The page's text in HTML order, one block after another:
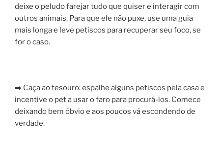
deixe o peludo farejar tudo que quiser e interagir com
outros animais. Para que ele não puxe, use uma guia
mais longa e leve petiscos para recuperar seu foco, se
for o caso.
➡️ Caça ao tesouro: espalhe alguns petiscos pela casa e
incentive o pet a usar o faro para procurá-los. Comece
deixando bem óbvio e aos poucos vá escondendo de
verdade.